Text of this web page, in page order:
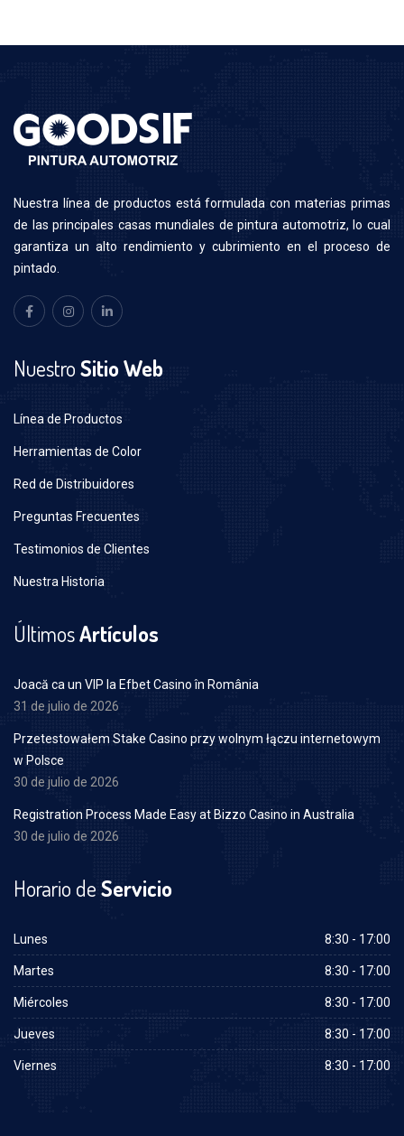
Nuestra línea de productos está formulada con materias primas
de las principales casas mundiales de pintura automotriz, lo cual
garantiza un alto rendimiento y cubrimiento en el proceso de
pintado.
NuestroSitio Web
Línea de Productos
Herramientas de Color
Red de Distribuidores
Preguntas Frecuentes
Testimonios de Clientes
Nuestra Historia
ÚltimosArtículos
Joacă ca un VIP la Efbet Casino în România
31 de julio de 2026
Przetestowałem Stake Casino przy wolnym łączu internetowym
w Polsce
30 de julio de 2026
Registration Process Made Easy at Bizzo Casino in Australia
30 de julio de 2026
Horario deServicio
Lunes 8:30 - 17:00
Martes 8:30 - 17:00
Miércoles 8:30 - 17:00
Jueves 8:30 - 17:00
Viernes 8:30 - 17:00